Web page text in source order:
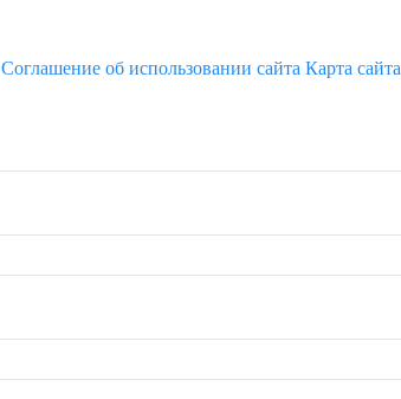
Соглашение об использовании сайта Карта сайта